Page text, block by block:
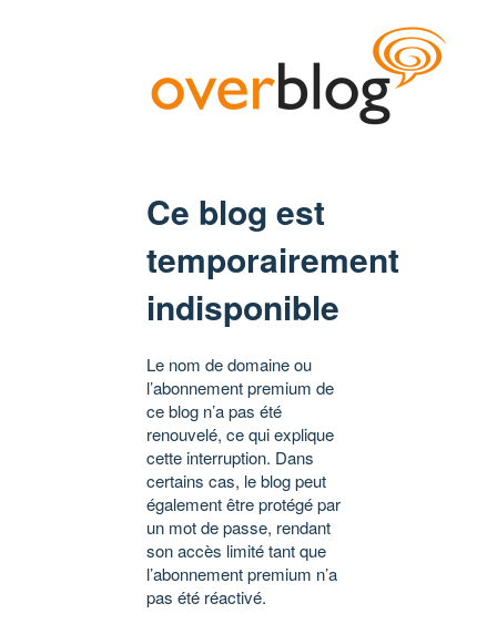
Ce blog est
temporairement
indisponible
Le nom de domaine ou
l’abonnement premium de
ce blog n’a pas été
renouvelé, ce qui explique
cette interruption. Dans
certains cas, le blog peut
également être protégé par
un mot de passe, rendant
son accès limité tant que
l’abonnement premium n’a
pas été réactivé.